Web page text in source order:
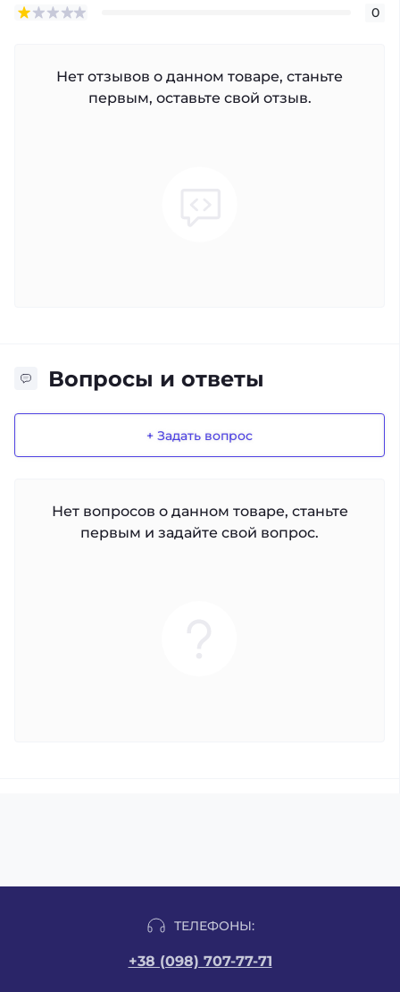
0
Нет отзывов о данном товаре, станьте
первым, оставьте свой отзыв.
Вопросы и ответы
+ Задать вопрос
Нет вопросов о данном товаре, станьте
первым и задайте свой вопрос.
ТЕЛЕФОНЫ:
+38 (098) 707-77-71